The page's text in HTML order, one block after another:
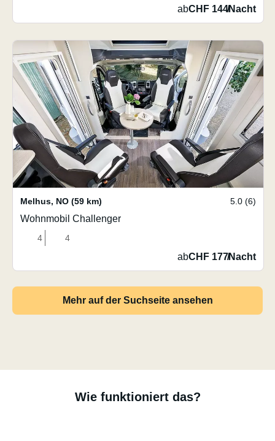
abCHF 144/Nacht
Melhus, NO (59 km) 5.0 (6)
Wohnmobil Challenger
4 4
abCHF 177/Nacht
Mehr auf der Suchseite ansehen
Wie funktioniert das?